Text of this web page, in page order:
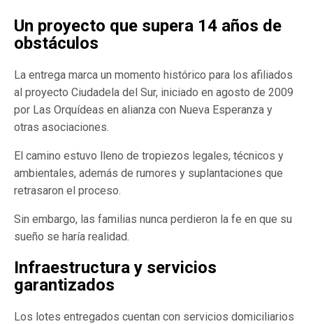
Un proyecto que supera 14 años de
obstáculos
La entrega marca un momento histórico para los afiliados
al proyecto Ciudadela del Sur, iniciado en agosto de 2009
por Las Orquídeas en alianza con Nueva Esperanza y
otras asociaciones.
El camino estuvo lleno de tropiezos legales, técnicos y
ambientales, además de rumores y suplantaciones que
retrasaron el proceso.
Sin embargo, las familias nunca perdieron la fe en que su
sueño se haría realidad.
Infraestructura y servicios
garantizados
Los lotes entregados cuentan con servicios domiciliarios